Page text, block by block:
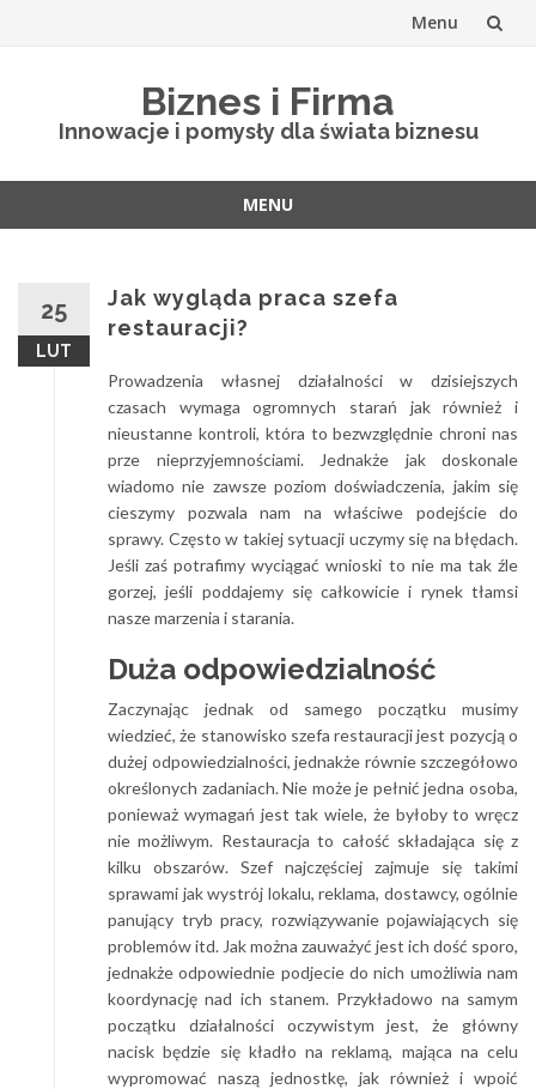
Menu
Biznes i Firma
Innowacje i pomysły dla świata biznesu
MENU
25
LUT
Jak wygląda praca szefa
restauracji?
Prowadzenia własnej działalności w dzisiejszych
czasach wymaga ogromnych starań jak również i
nieustanne kontroli, która to bezwzględnie chroni nas
prze nieprzyjemnościami. Jednakże jak doskonale
wiadomo nie zawsze poziom doświadczenia, jakim się
cieszymy pozwala nam na właściwe podejście do
sprawy. Często w takiej sytuacji uczymy się na błędach.
Jeśli zaś potrafimy wyciągać wnioski to nie ma tak źle
gorzej, jeśli poddajemy się całkowicie i rynek tłamsi
nasze marzenia i starania.
Duża odpowiedzialność
Zaczynając jednak od samego początku musimy
wiedzieć, że stanowisko szefa restauracji jest pozycją o
dużej odpowiedzialności, jednakże równie szczegółowo
określonych zadaniach. Nie może je pełnić jedna osoba,
ponieważ wymagań jest tak wiele, że byłoby to wręcz
nie możliwym. Restauracja to całość składająca się z
kilku obszarów. Szef najczęściej zajmuje się takimi
sprawami jak wystrój lokalu, reklama, dostawcy, ogólnie
panujący tryb pracy, rozwiązywanie pojawiających się
problemów itd. Jak można zauważyć jest ich dość sporo,
jednakże odpowiednie podjecie do nich umożliwia nam
koordynację nad ich stanem. Przykładowo na samym
początku działalności oczywistym jest, że główny
nacisk będzie się kładło na reklamą, mająca na celu
wypromować naszą jednostkę, jak również i wpoić